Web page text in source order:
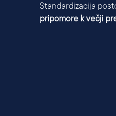
Standardizacija
pripomore k večji